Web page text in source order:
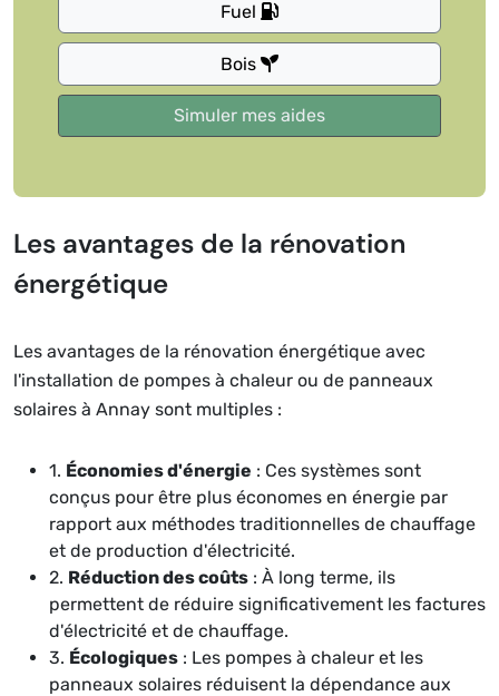
Fuel
Bois
Les avantages de la rénovation
énergétique
Les avantages de la rénovation énergétique avec
l'installation de pompes à chaleur ou de panneaux
solaires à Annay sont multiples :
1. Économies d'énergie : Ces systèmes sont
conçus pour être plus économes en énergie par
rapport aux méthodes traditionnelles de chauffage
et de production d'électricité.
2. Réduction des coûts : À long terme, ils
permettent de réduire significativement les factures
d'électricité et de chauffage.
3. Écologiques : Les pompes à chaleur et les
panneaux solaires réduisent la dépendance aux